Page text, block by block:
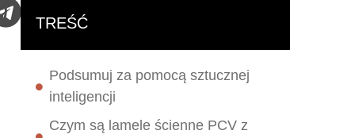
TREŚĆ
Podsumuj za pomocą sztucznej
inteligencji
Czym są lamele ścienne PCV z